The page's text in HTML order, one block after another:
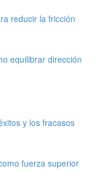
reducir la fricción
equilibrar dirección
y los fracasos
fuerza superior